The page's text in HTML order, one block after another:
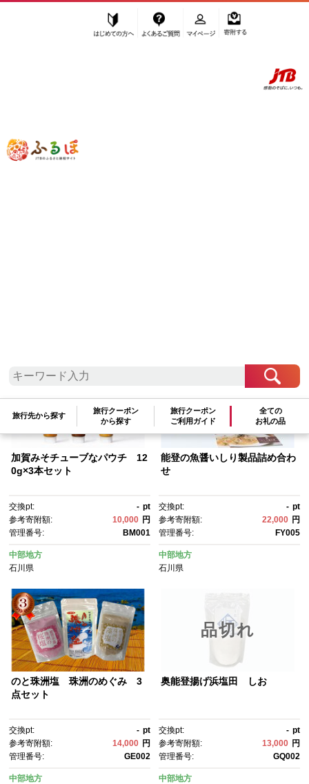
ふるぽ JTBのふるさと納税サイト
旅行先から探す
旅行クーポン
から探す
旅行クーポン
ご利用ガイド
全ての
お礼の品
加賀みそチューブなパウチ 12
0g×3本セット
交換pt: - pt
参考寄附額:
10,000 円
管理番号:
BM001
中部地方
石川県
能登の魚醤いしり製品詰め合わ
せ
交換pt: - pt
参考寄附額:
22,000 円
管理番号:
FY005
中部地方
石川県
のと珠洲塩 珠洲のめぐみ 3
点セット
交換pt: - pt
参考寄附額:
14,000 円
管理番号:
GE002
中部地方
品切れ
奥能登揚げ浜塩田 しお
交換pt: - pt
参考寄附額:
13,000 円
管理番号:
GQ002
中部地方